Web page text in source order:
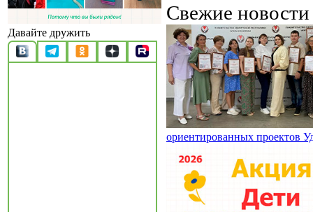
Давайте дружить
Свежие
ориентированных проектов